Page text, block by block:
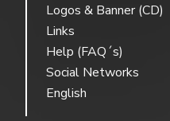
Logos & Banner (CD)
Links
Help (FAQ´s)
Social Networks
English